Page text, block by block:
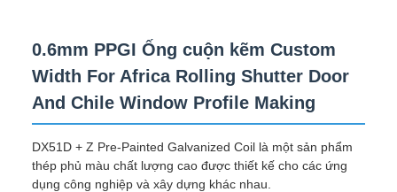
0.6mm PPGI Ống cuộn kẽm Custom
Width For Africa Rolling Shutter Door
And Chile Window Profile Making
DX51D + Z Pre-Painted Galvanized Coil là một sản phẩm
thép phủ màu chất lượng cao được thiết kế cho các ứng
dụng công nghiệp và xây dựng khác nhau.